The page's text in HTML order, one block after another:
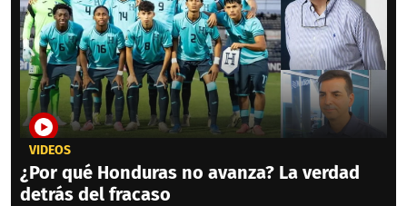
VIDEOS
¿Por qué Honduras no avanza? La verdad
detrás del fracaso